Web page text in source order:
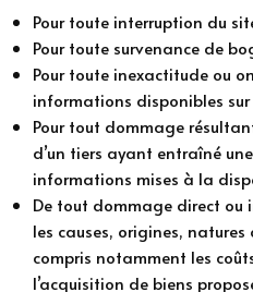
Pour toute interruption du
Pour toute survenance de
Pour toute inexactitude ou
informations disponibles sur
Pour tout dommage
d’un tiers ayant entraîné
informations mises à la
De tout dommage direct ou
les causes, origines, natures
compris notamment les
l’acquisition de biens